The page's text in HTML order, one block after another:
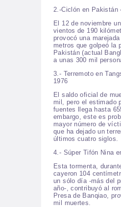
2.-Ciclón en Pakistán
El 12 de noviembre
vientos de 190
provocó una
metros que golpeó la
Pakistán (actual
a unas 300 mil
3.- Terremoto en
1976
El saldo oficial de
mil, pero el estimado
fuentes llega hasta
embargo, este es
mayor número de
que ha dejado un
últimos cuatro siglos.
4.- Súper Tifón Nina
Esta tormenta,
cayeron 104
un sólo día -más del
año-, contribuyó al
Presa de Banqiao,
mil muertes.